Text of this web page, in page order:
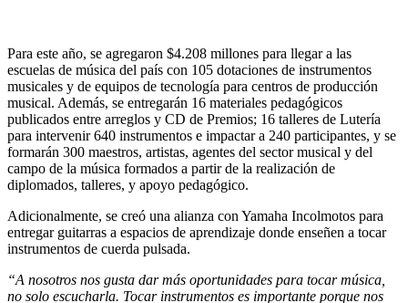
Para este año, se agregaron $4.208 millones para llegar a las
escuelas de música del país con 105 dotaciones de instrumentos
musicales y de equipos de tecnología para centros de producción
musical. Además, se entregarán 16 materiales pedagógicos
publicados entre arreglos y CD de Premios; 16 talleres de Lutería
para intervenir 640 instrumentos e impactar a 240 participantes, y se
formarán 300 maestros, artistas, agentes del sector musical y del
campo de la música formados a partir de la realización de
diplomados, talleres, y apoyo pedagógico.
Adicionalmente, se creó una alianza con Yamaha Incolmotos para
entregar guitarras a espacios de aprendizaje donde enseñen a tocar
instrumentos de cuerda pulsada.
“A nosotros nos gusta dar más oportunidades para tocar música,
no solo escucharla. Tocar instrumentos es importante porque nos